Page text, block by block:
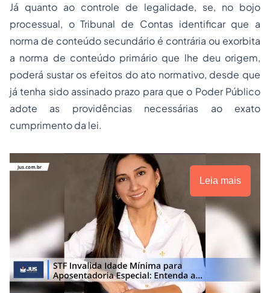
Já quanto ao controle de legalidade, se, no bojo
processual, o Tribunal de Contas identificar que a
norma de conteúdo secundário é contrária ou exorbita
a norma de conteúdo primário que lhe deu origem,
poderá sustar os efeitos do ato normativo, desde que
já tenha sido assinado prazo para que o Poder Público
adote as providências necessárias ao exato
cumprimento da lei.
Leia mais